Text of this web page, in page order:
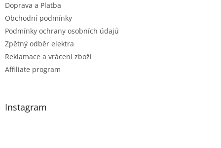
u
Doprava a Platba
Obchodní podmínky
Podmínky ochrany osobních údajů
Zpětný odběr elektra
Reklamace a vrácení zboží
Affiliate program
Instagram